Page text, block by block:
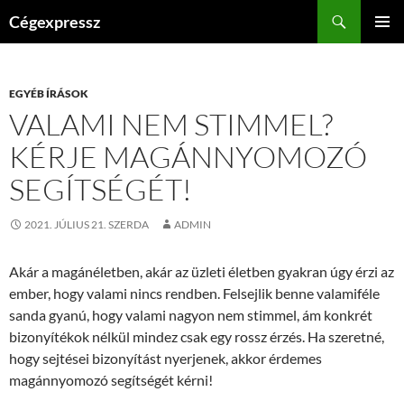
Cégexpressz
EGYÉB ÍRÁSOK
VALAMI NEM STIMMEL?
KÉRJE MAGÁNNYOMOZÓ
SEGÍTSÉGÉT!
2021. JÚLIUS 21. SZERDA ADMIN
Akár a magánéletben, akár az üzleti életben gyakran úgy érzi az
ember, hogy valami nincs rendben. Felsejlik benne valamiféle
sanda gyanú, hogy valami nagyon nem stimmel, ám konkrét
bizonyítékok nélkül mindez csak egy rossz érzés. Ha szeretné,
hogy sejtései bizonyítást nyerjenek, akkor érdemes
magánnyomozó segítségét kérni!